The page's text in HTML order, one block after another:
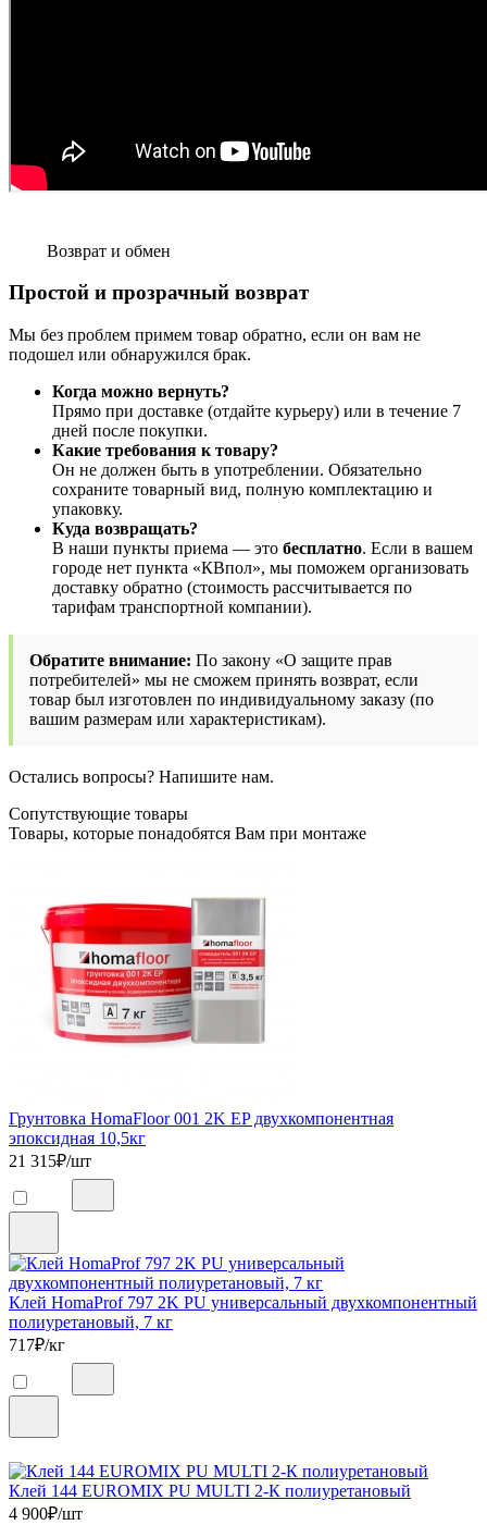
Возврат и обмен
Простой и прозрачный возврат
Мы без проблем примем товар обратно, если он вам не
подошел или обнаружился брак.
Когда можно вернуть?
Прямо при доставке (отдайте курьеру) или в течение 7
дней после покупки.
Какие требования к товару?
Он не должен быть в употреблении. Обязательно
сохраните товарный вид, полную комплектацию и
упаковку.
Куда возвращать?
В наши пункты приема — это бесплатно. Если в вашем
городе нет пункта «КВпол», мы поможем организовать
доставку обратно (стоимость рассчитывается по
тарифам транспортной компании).
Обратите внимание: По закону «О защите прав
потребителей» мы не сможем принять возврат, если
товар был изготовлен по индивидуальному заказу (по
вашим размерам или характеристикам).
Остались вопросы? Напишите нам.
Сопутствующие товары
Товары, которые понадобятся Вам при монтаже
Грунтовка HomaFloor 001 2K EP двухкомпонентная
эпоксидная 10,5кг
21 315₽/шт
Клей HomaProf 797 2K PU универсальный двухкомпонентный
полиуретановый, 7 кг
717₽/кг
Клей 144 EUROMIX PU MULTI 2-К полиуретановый
4 900₽/шт